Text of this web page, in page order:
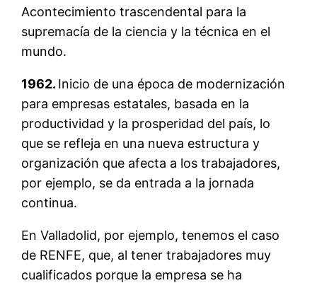
Acontecimiento trascendental para la
supremacía de la ciencia y la técnica en el
mundo.
1962. Inicio de una época de modernización
para empresas estatales, basada en la
productividad y la prosperidad del país, lo
que se refleja en una nueva estructura y
organización que afecta a los trabajadores,
por ejemplo, se da entrada a la jornada
continua.
En Valladolid, por ejemplo, tenemos el caso
de RENFE, que, al tener trabajadores muy
cualificados porque la empresa se ha